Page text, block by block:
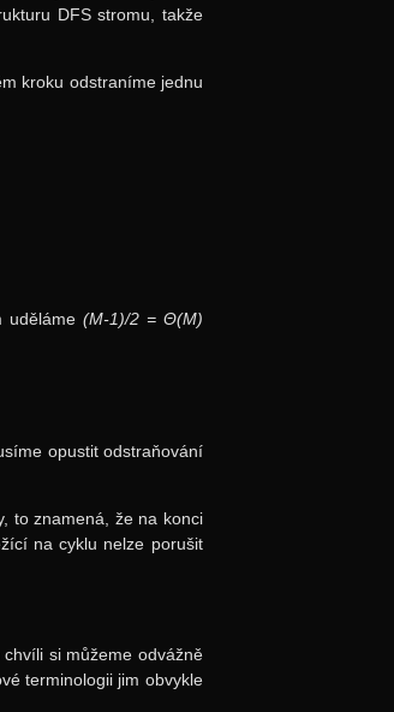
DFS stromu, takže
kroku odstraníme jednu
uděláme(M-1)/2 = Θ(M)
opustit odstraňování
to znamená, že na konci
na cyklu nelze porušit
si můžeme odvážně
terminologii jim obvykle